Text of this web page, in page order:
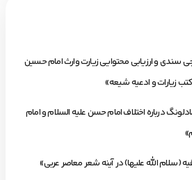
سندی و ارزیابی محتوایی زیارت وارث امام حسین
زیارات و ادعیه شیعه»
درباره اختلاف امام حسن علیه السلام و امام
(سلام الله علیها) در آینه شعر معاصر عربی»